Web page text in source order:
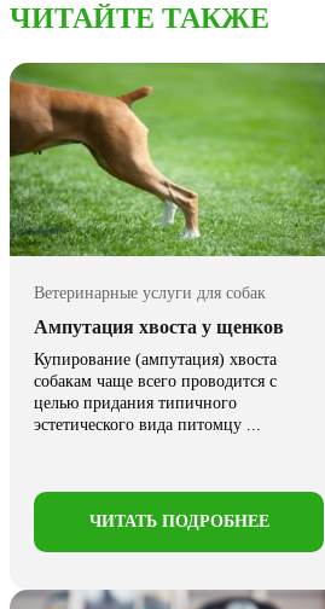
ЧИТАЙТЕ ТАКЖЕ
Ветеринарные услуги для собак
Ампутация хвоста у щенков
Купирование (ампутация) хвоста
собакам чаще всего проводится с
целью придания типичного
эстетического вида питомцу ...
ЧИТАТЬ ПОДРОБНЕЕ